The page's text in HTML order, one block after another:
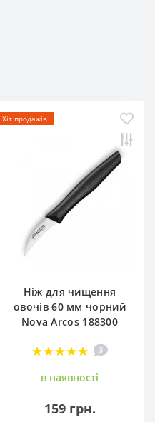
Хіт продажів
Ніж для чищення
овочів 60 мм чорний
Nova Arcos 188300
3
в наявностi
159 грн.